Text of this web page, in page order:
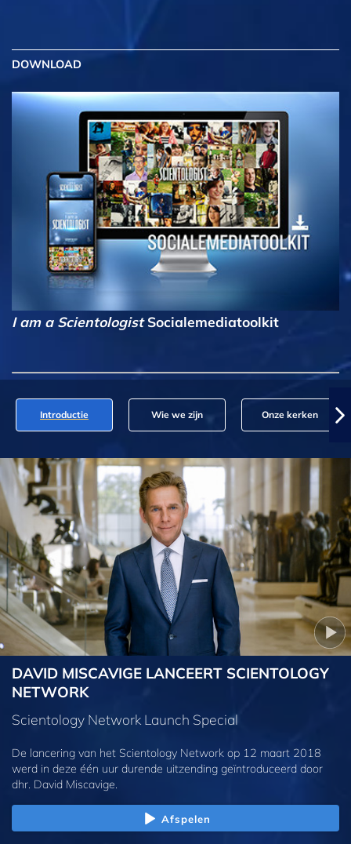
DOWNLOAD
I am a ScientologistSocialemediatoolkit
Introductie Wie we zijn Onze kerken
DAVID MISCAVIGE LANCEERT SCIENTOLOGY
NETWORK
Scientology Network Launch Special
De lancering van het Scientology Network op 12 maart 2018
werd in deze één uur durende uitzending geïntroduceerd door
dhr. David Miscavige.
Afspelen